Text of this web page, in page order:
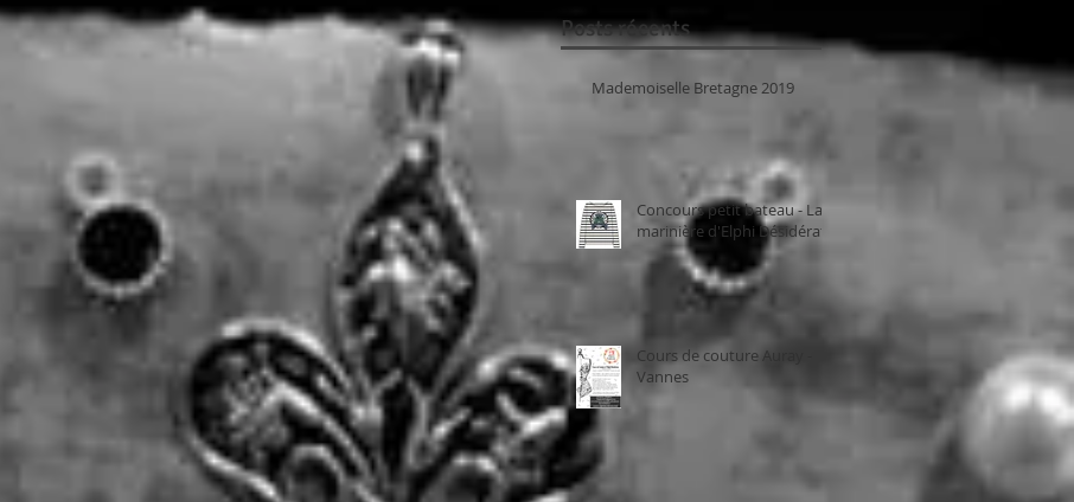
Posts récents
Mademoiselle Bretagne 2019
Concours petit bateau - La
marinière d'Elphi Désidérata
Cours de couture Auray -
Vannes